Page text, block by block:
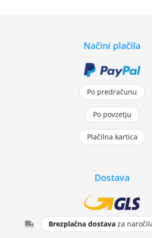
Načini plačila
Po predračunu
Po povzetju
Plačilna kartica
Dostava
Brezplačna dostava za